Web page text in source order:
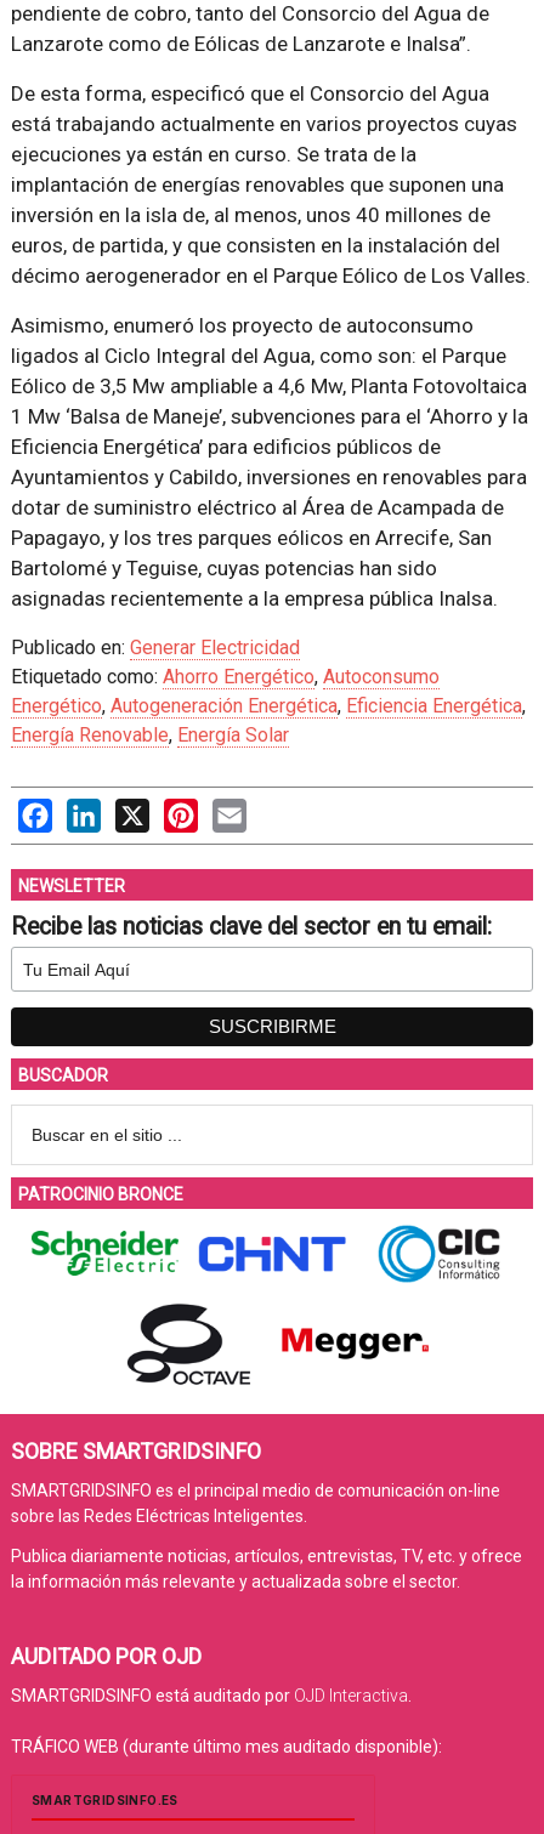
pendiente de cobro, tanto del Consorcio del Agua de
Lanzarote como de Eólicas de Lanzarote e Inalsa .
De esta forma, especificó que el Consorcio del Agua
está trabajando actualmente en varios proyectos cuyas
ejecuciones ya están en curso. Se trata de la
implantación de energías renovables que suponen una
inversión en la isla de, al menos, unos 40 millones de
euros, de partida, y que consisten en la instalación del
décimo aerogenerador en el Parque Eólico de Los Valles.
Asimismo, enumeró los proyecto de autoconsumo
ligados al Ciclo Integral del Agua, como son: el Parque
Eólico de 3,5 Mw ampliable a 4,6 Mw, Planta Fotovoltaica
1 Mw ‘Balsa de Maneje’, subvenciones para el ‘Ahorro y la
Eficiencia Energética’ para edificios públicos de
Ayuntamientos y Cabildo, inversiones en renovables para
dotar de suministro eléctrico al Área de Acampada de
Papagayo, y los tres parques eólicos en Arrecife, San
Bartolomé y Teguise, cuyas potencias han sido
asignadas recientemente a la empresa pública Inalsa.
Publicado en: Generar Electricidad
Etiquetado como: Ahorro Energético, Autoconsumo
Energético, Autogeneración Energética, Eficiencia Energética,
Energía Renovable, Energía Solar
FacebookLinkedIn
X PinterestEmail
NEWSLETTER
Recibe las noticias clave del sector en tu email:
BUSCADOR
PATROCINIO BRONCE
SOBRE SMARTGRIDSINFO
SMARTGRIDSINFO es el principal medio de comunicación on-line
sobre las Redes Eléctricas Inteligentes.
Publica diariamente noticias, artículos, entrevistas, TV, etc. y ofrece
la información más relevante y actualizada sobre el sector.
AUDITADO POR OJD
SMARTGRIDSINFO está auditado por OJD Interactiva
TRÁFICO WEB (durante último mes auditado disponible):